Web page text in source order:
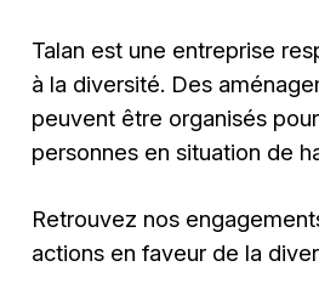
Talan est une entreprise
à la diversité. Des
peuvent être organisés
personnes en situation de
Retrouvez nos
actions en faveur de la